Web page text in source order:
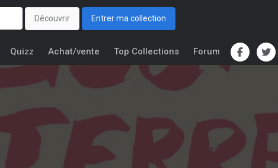
Découvrir Entrer ma collection
Quizz Achat/vente Top Collections Forum